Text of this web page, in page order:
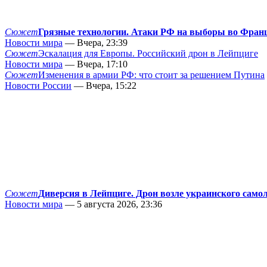
СюжетГрязные технологии. Атаки РФ на выборы во
Новости мира — Вчера, 23:39
СюжетЭскалация для Европы. Российский дрон в Лейпциге
Новости мира — Вчера, 17:10
СюжетИзменения в армии РФ: что стоит за решением Путина
Новости России — Вчера, 15:22
СюжетДиверсия в Лейпциге. Дрон возле украинского
Новости мира — 5 августа 2026, 23:36